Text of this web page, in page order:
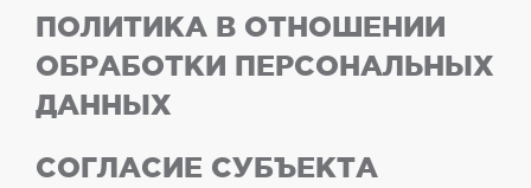
ПОЛИТИКА В ОТНОШЕНИИ
ОБРАБОТКИ ПЕРСОНАЛЬНЫХ
ДАННЫХ
СОГЛАСИЕ СУБЪЕКТА